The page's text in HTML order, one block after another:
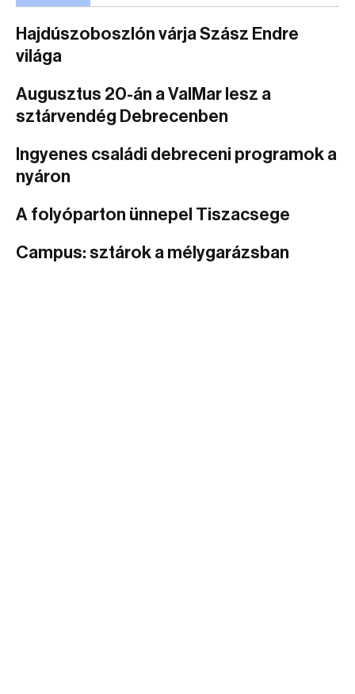
Hajdúszoboszlón várja Szász Endre
világa
Augusztus 20-án a ValMar lesz a
sztárvendég Debrecenben
Ingyenes családi debreceni programok a
nyáron
A folyóparton ünnepel Tiszacsege
Campus: sztárok a mélygarázsban